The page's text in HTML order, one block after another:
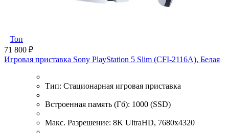
Топ
71 800 ₽
Игровая приставка Sony PlayStation 5 Slim (CFI-2116A), Белая
Тип: Стационарная игровая приставка
Встроенная память (Гб): 1000 (SSD)
Макс. Разрешение: 8K UltraHD, 7680x4320